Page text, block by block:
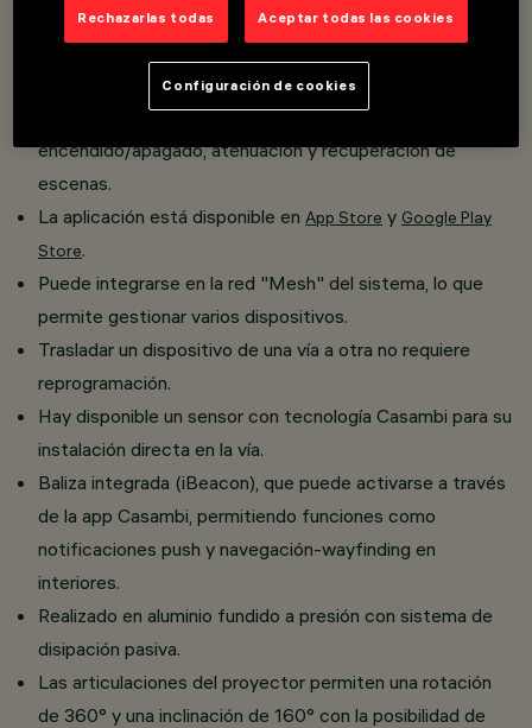
forma independiente cada módulo luminoso insertado en
el carril.
El dispositivo puede controlarse a través de la app
Casambi, que permite las funciones de
encendido/apagado, atenuación y recuperación de
escenas.
La aplicación está disponible en App Store y Google Play
Store.
Puede integrarse en la red "Mesh" del sistema, lo que
permite gestionar varios dispositivos.
Trasladar un dispositivo de una vía a otra no requiere
reprogramación.
Hay disponible un sensor con tecnología Casambi para su
instalación directa en la vía.
Baliza integrada (iBeacon), que puede activarse a través
de la app Casambi, permitiendo funciones como
notificaciones push y navegación-wayfinding en
interiores.
Realizado en aluminio fundido a presión con sistema de
disipación pasiva.
Las articulaciones del proyector permiten una rotación
de 360° y una inclinación de 160° con la posibilidad de
Rechazarlas todas Aceptar todas las cookies
Configuración de cookies